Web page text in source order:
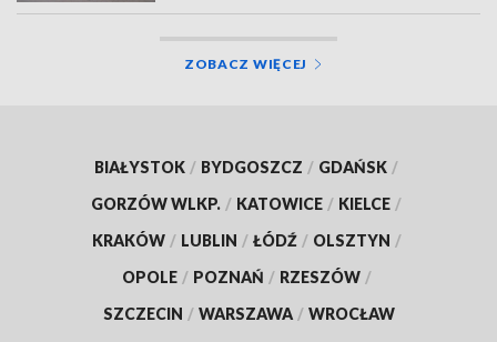
ZOBACZ WIĘCEJ
BIAŁYSTOK / BYDGOSZCZ / GDAŃSK /
GORZÓW WLKP. / KATOWICE / KIELCE /
KRAKÓW / LUBLIN / ŁÓDŹ / OLSZTYN /
OPOLE / POZNAŃ / RZESZÓW /
SZCZECIN / WARSZAWA / WROCŁAW